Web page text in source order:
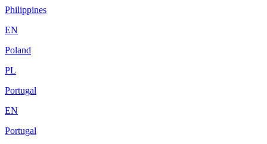
Philippines
EN
Poland
PL
Portugal
EN
Portugal